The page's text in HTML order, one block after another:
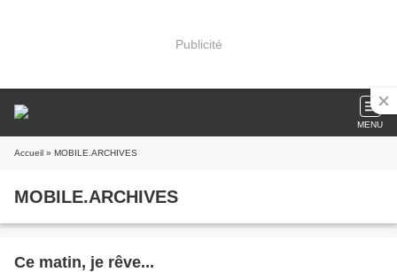
Publicité
MENU
Accueil » MOBILE.ARCHIVES
MOBILE.ARCHIVES
Ce matin, je rêve...